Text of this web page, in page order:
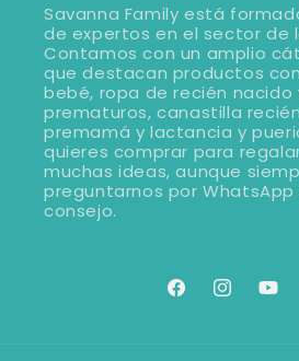
Savanna Family está
de expertos en el sector de
Contamos con un amplio
que destacan productos
bebé, ropa de recién nacido
prematuros, canastilla
premamá y lactancia y
quieres comprar para
muchas ideas, aunque
preguntarnos por
consejo.
FacebookInstagram